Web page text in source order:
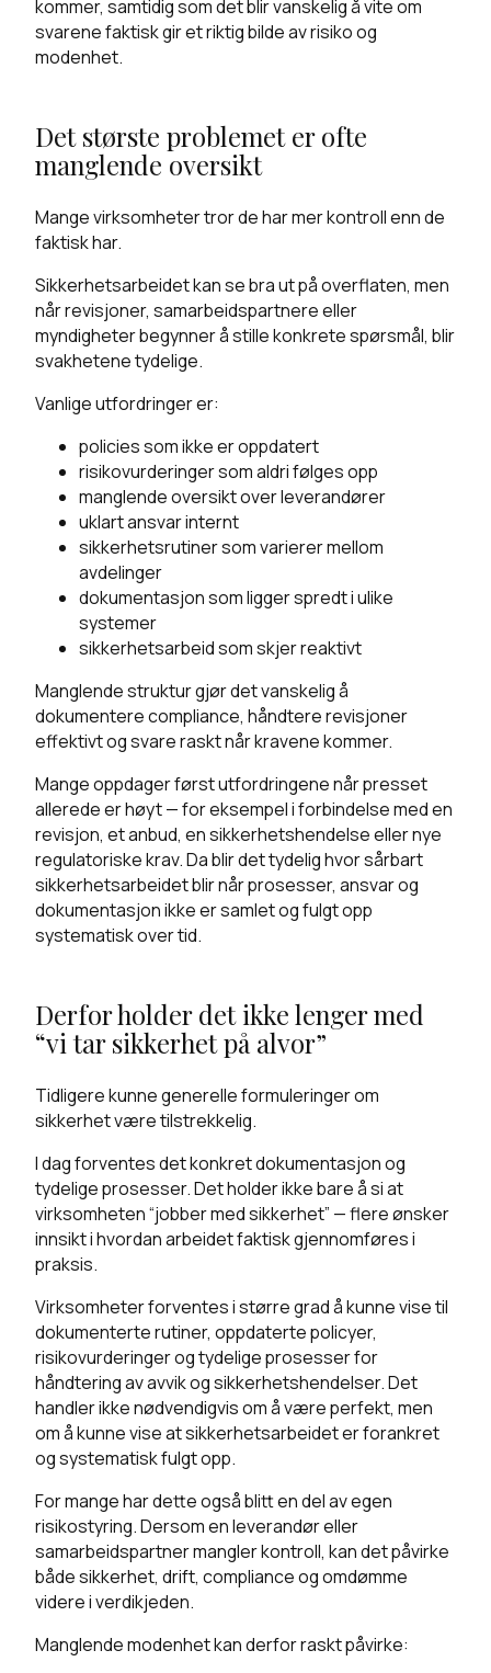
kommer, samtidig som det blir vanskelig å vite om
svarene faktisk gir et riktig bilde av risiko og
modenhet.
Det største problemet er ofte
manglende oversikt
Mange virksomheter tror de har mer kontroll enn de
faktisk har.
Sikkerhetsarbeidet kan se bra ut på overflaten, men
når revisjoner, samarbeidspartnere eller
myndigheter begynner å stille konkrete spørsmål, blir
svakhetene tydelige.
Vanlige utfordringer er:
policies som ikke er oppdatert
risikovurderinger som aldri følges opp
manglende oversikt over leverandører
uklart ansvar internt
sikkerhetsrutiner som varierer mellom
avdelinger
dokumentasjon som ligger spredt i ulike
systemer
sikkerhetsarbeid som skjer reaktivt
Manglende struktur gjør det vanskelig å
dokumentere compliance, håndtere revisjoner
effektivt og svare raskt når kravene kommer.
Mange oppdager først utfordringene når presset
allerede er høyt — for eksempel i forbindelse med en
revisjon, et anbud, en sikkerhetshendelse eller nye
regulatoriske krav. Da blir det tydelig hvor sårbart
sikkerhetsarbeidet blir når prosesser, ansvar og
dokumentasjon ikke er samlet og fulgt opp
systematisk over tid.
Derfor holder det ikke lenger med
“vi tar sikkerhet på alvor”
Tidligere kunne generelle formuleringer om
sikkerhet være tilstrekkelig.
I dag forventes det konkret dokumentasjon og
tydelige prosesser. Det holder ikke bare å si at
virksomheten “jobber med sikkerhet” — flere ønsker
innsikt i hvordan arbeidet faktisk gjennomføres i
praksis.
Virksomheter forventes i større grad å kunne vise til
dokumenterte rutiner, oppdaterte policyer,
risikovurderinger og tydelige prosesser for
håndtering av avvik og sikkerhetshendelser. Det
handler ikke nødvendigvis om å være perfekt, men
om å kunne vise at sikkerhetsarbeidet er forankret
og systematisk fulgt opp.
For mange har dette også blitt en del av egen
risikostyring. Dersom en leverandør eller
samarbeidspartner mangler kontroll, kan det påvirke
både sikkerhet, drift, compliance og omdømme
videre i verdikjeden.
Manglende modenhet kan derfor raskt påvirke: